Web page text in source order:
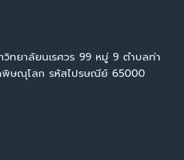
วิทยาลัยนเรศวร 99 หมู่ 9 ตำบลท่า
พิษณุโลก รหัสไปรษณีย์ 65000